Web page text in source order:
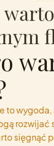
to
rozwijać
sięgnąć
się do
rabatowy
zakupy!